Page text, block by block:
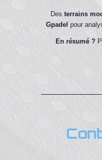
Desterrains
Gpadelpour
En résumé ?